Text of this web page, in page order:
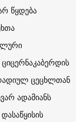
წყდება
ცეცხლთან
ადამიანს